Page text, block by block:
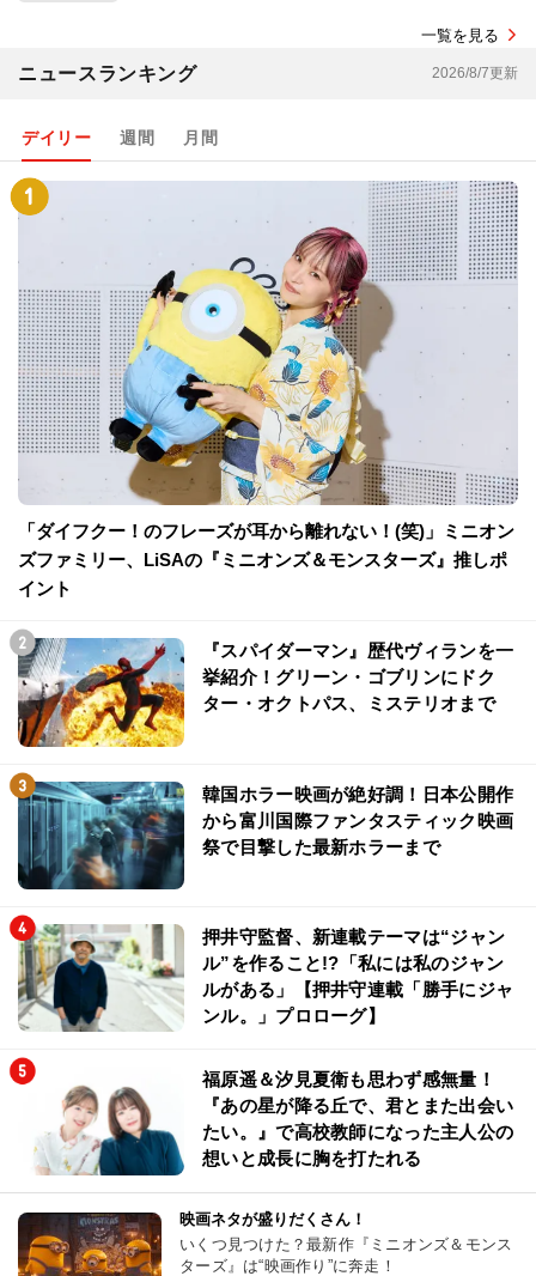
一覧を見る
ニュースランキング 2026/8/7更新
デイリー 週間 月間
「ダイフクー！のフレーズが耳から離れない！(笑)」ミニオン
ズファミリー、LiSAの『ミニオンズ＆モンスターズ』推しポ
イント
『スパイダーマン』歴代ヴィランを一
挙紹介！グリーン・ゴブリンにドク
ター・オクトパス、ミステリオまで
韓国ホラー映画が絶好調！日本公開作
から富川国際ファンタスティック映画
祭で目撃した最新ホラーまで
押井守監督、新連載テーマは“ジャン
ル”を作ること!?「私には私のジャン
ルがある」【押井守連載「勝手にジャ
ンル。」プロローグ】
福原遥＆汐見夏衛も思わず感無量！
『あの星が降る丘で、君とまた出会い
たい。』で高校教師になった主人公の
想いと成長に胸を打たれる
映画ネタが盛りだくさん！
いくつ見つけた？最新作『ミニオンズ＆モンス
ターズ』は“映画作り”に奔走！